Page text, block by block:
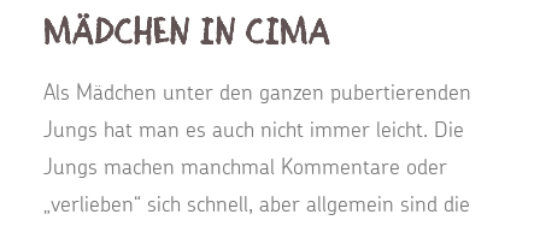
Mädchen in CIMA
Als Mädchen unter den ganzen pubertierenden
Jungs hat man es auch nicht immer leicht. Die
Jungs machen manchmal Kommentare oder
„verlieben“ sich schnell, aber allgemein sind die